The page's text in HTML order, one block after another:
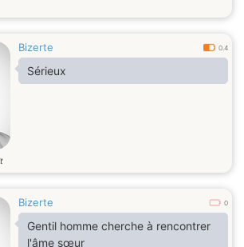
Bizerte 0.4
Sérieux
Bizerte 0
Gentil homme cherche à rencontrer
l'âme sœur